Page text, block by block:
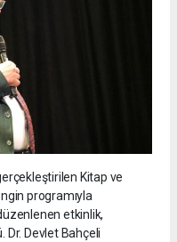
Kitap ve
programıyla
etkinlik,
Devlet Bahçeli